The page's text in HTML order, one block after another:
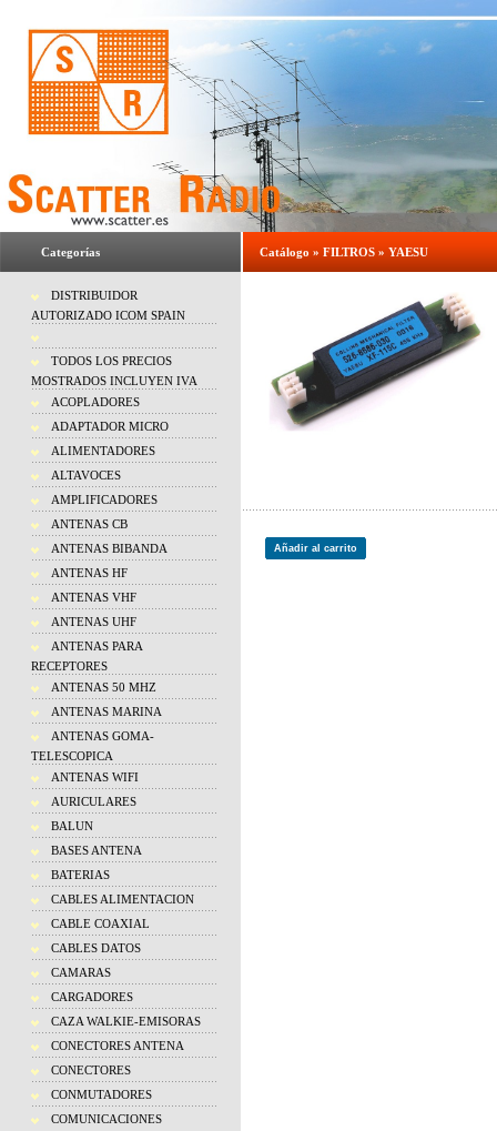
Categorías
DISTRIBUIDOR
AUTORIZADO ICOM SPAIN
TODOS LOS PRECIOS
MOSTRADOS INCLUYEN IVA
ACOPLADORES
ADAPTADOR MICRO
ALIMENTADORES
ALTAVOCES
AMPLIFICADORES
ANTENAS CB
ANTENAS BIBANDA
ANTENAS HF
ANTENAS VHF
ANTENAS UHF
ANTENAS PARA
RECEPTORES
ANTENAS 50 MHZ
ANTENAS MARINA
ANTENAS GOMA-
TELESCOPICA
ANTENAS WIFI
AURICULARES
BALUN
BASES ANTENA
BATERIAS
CABLES ALIMENTACION
CABLE COAXIAL
CABLES DATOS
CAMARAS
CARGADORES
CAZA WALKIE-EMISORAS
CONECTORES ANTENA
CONECTORES
CONMUTADORES
COMUNICACIONES
Catálogo » FILTROS » YAESU
Añadir al carrito